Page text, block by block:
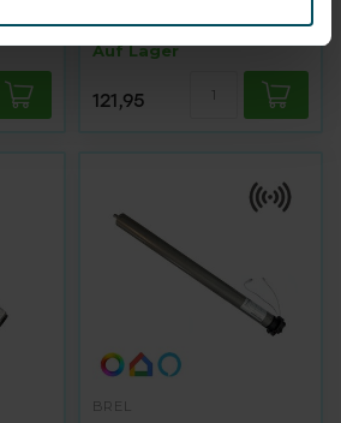
Einstellung
Auf Lager
121,95
BREL